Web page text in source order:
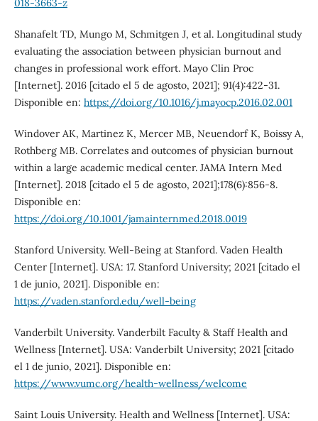
018-3663-z
Shanafelt TD, Mungo M, Schmitgen J, et al. Longitudinal study
evaluating the association between physician burnout and
changes in professional work effort. Mayo Clin Proc
[Internet]. 2016 [citado el 5 de agosto, 2021]; 91(4):422-31.
Disponible en: https://doi.org/10.1016/j.mayocp.2016.02.001
Windover AK, Martinez K, Mercer MB, Neuendorf K, Boissy A,
Rothberg MB. Correlates and outcomes of physician burnout
within a large academic medical center. JAMA Intern Med
[Internet]. 2018 [citado el 5 de agosto, 2021];178(6):856-8.
Disponible en:
https://doi.org/10.1001/jamainternmed.2018.0019
Stanford University. Well-Being at Stanford. Vaden Health
Center [Internet]. USA: 17. Stanford University; 2021 [citado el
1 de junio, 2021]. Disponible en:
https://vaden.stanford.edu/well-being
Vanderbilt University. Vanderbilt Faculty & Staff Health and
Wellness [Internet]. USA: Vanderbilt University; 2021 [citado
el 1 de junio, 2021]. Disponible en:
https://www.vumc.org/health-wellness/welcome
Saint Louis University. Health and Wellness [Internet]. USA: